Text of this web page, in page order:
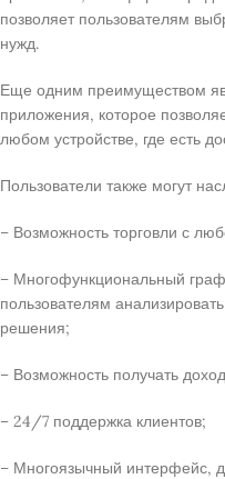
позволяет пользователям
нужд.
Еще одним преимуществом
приложения, которое
любом устройстве, где есть
Пользователи также могут
– Возможность торговли с
– Многофункциональный
пользователям
решения;
– Возможность получать
– 24/7 поддержка клиентов;
– Многоязычный интерфейс,